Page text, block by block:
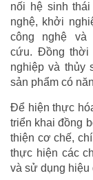
nối hệ sinh
nghệ, khởi
công nghệ và
cứu. Đồng thời
nghiệp và thủy
sản phẩm có
Để hiện thực
triển khai đồng
thiện cơ chế,
thực hiện các
và sử dụng hiệu